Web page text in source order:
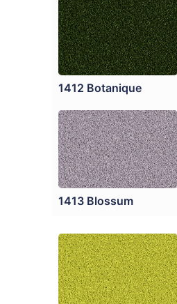
1412 Botanique
1413 Blossum